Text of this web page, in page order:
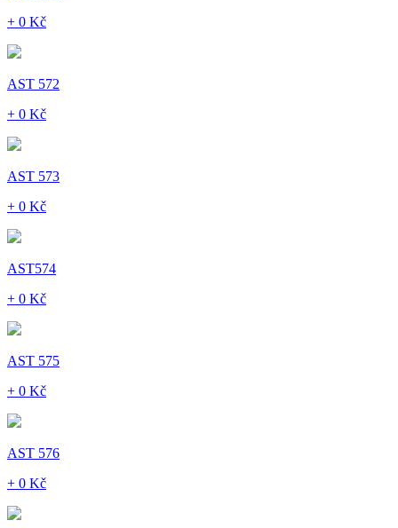
+ 0 Kč
AST 572
+ 0 Kč
AST 573
+ 0 Kč
AST574
+ 0 Kč
AST 575
+ 0 Kč
AST 576
+ 0 Kč